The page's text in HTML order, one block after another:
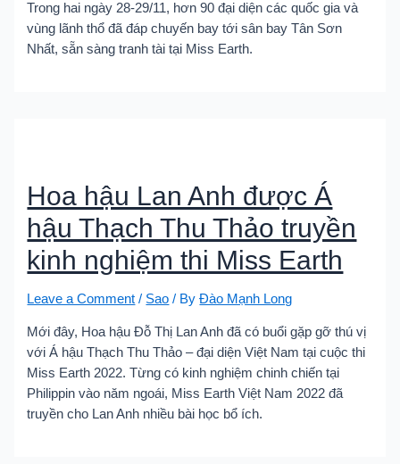
Trong hai ngày 28-29/11, hơn 90 đại diện các quốc gia và
vùng lãnh thổ đã đáp chuyến bay tới sân bay Tân Sơn
Nhất, sẵn sàng tranh tài tại Miss Earth.
Hoa hậu Lan Anh được Á
hậu Thạch Thu Thảo truyền
kinh nghiệm thi Miss Earth
Leave a Comment / Sao / ByĐào Mạnh Long
Mới đây, Hoa hậu Đỗ Thị Lan Anh đã có buổi gặp gỡ thú vị
với Á hậu Thạch Thu Thảo – đại diện Việt Nam tại cuộc thi
Miss Earth 2022. Từng có kinh nghiệm chinh chiến tại
Philippin vào năm ngoái, Miss Earth Việt Nam 2022 đã
truyền cho Lan Anh nhiều bài học bổ ích.